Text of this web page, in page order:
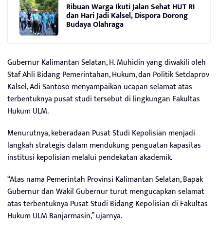
Ribuan Warga Ikuti Jalan Sehat HUT RI
dan Hari Jadi Kalsel, Dispora Dorong
Budaya Olahraga
Gubernur Kalimantan Selatan, H. Muhidin yang diwakili oleh
Staf Ahli Bidang Pemerintahan, Hukum, dan Politik Setdaprov
Kalsel, Adi Santoso menyampaikan ucapan selamat atas
terbentuknya pusat studi tersebut di lingkungan Fakultas
Hukum ULM.
Menurutnya, keberadaan Pusat Studi Kepolisian menjadi
langkah strategis dalam mendukung penguatan kapasitas
institusi kepolisian melalui pendekatan akademik.
“Atas nama Pemerintah Provinsi Kalimantan Selatan, Bapak
Gubernur dan Wakil Gubernur turut mengucapkan selamat
atas terbentuknya Pusat Studi Bidang Kepolisian di Fakultas
Hukum ULM Banjarmasin,” ujarnya.